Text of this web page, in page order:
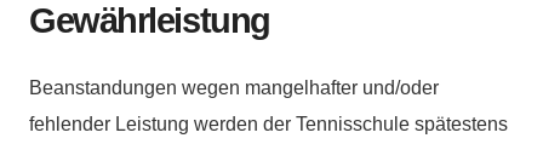
Gewährleistung
Beanstandungen wegen mangelhafter und/oder
fehlender Leistung werden der Tennisschule spätestens